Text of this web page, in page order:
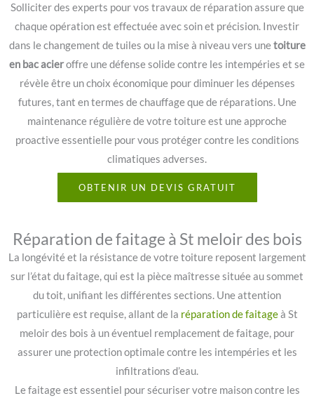
Solliciter des experts pour vos travaux de réparation assure que
chaque opération est effectuée avec soin et précision. Investir
dans le changement de tuiles ou la mise à niveau vers unetoiture
en bac acieroffre une défense solide contre les intempéries et se
révèle être un choix économique pour diminuer les dépenses
futures, tant en termes de chauffage que de réparations. Une
maintenance régulière de votre toiture est une approche
proactive essentielle pour vous protéger contre les conditions
climatiques adverses.
OBTENIR UN DEVIS GRATUIT
Réparation de faitage à St meloir des bois
La longévité et la résistance de votre toiture reposent largement
sur l’état du faitage, qui est la pièce maîtresse située au sommet
du toit, unifiant les différentes sections. Une attention
particulière est requise, allant de la réparation de faitageà St
meloir des bois à un éventuel remplacement de faitage, pour
assurer une protection optimale contre les intempéries et les
infiltrations d’eau.
Le faitage est essentiel pour sécuriser votre maison contre les